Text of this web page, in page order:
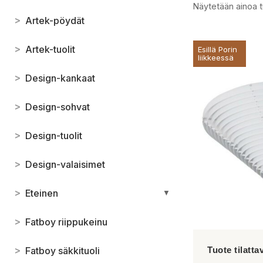
> Artek-pöydät
> Artek-tuolit
> Design-kankaat
> Design-sohvat
> Design-tuolit
> Design-valaisimet
> Eteinen ▼
> Fatboy riippukeinu
> Fatboy säkkituoli
Näytetään ainoa
Esillä Porin
liikkeessä